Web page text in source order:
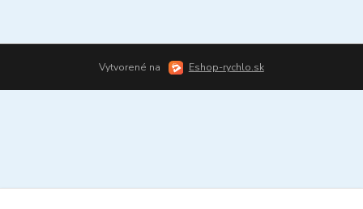
Vytvorené na Eshop-rychlo.sk